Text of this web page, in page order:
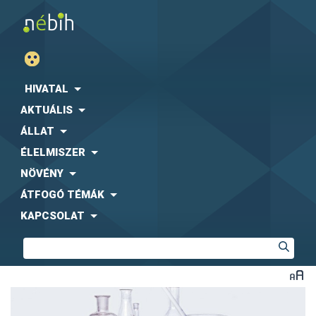
HIVATAL
AKTUÁLIS
ÁLLAT
ÉLELMISZER
NÖVÉNY
ÁTFOGÓ TÉMÁK
KAPCSOLAT